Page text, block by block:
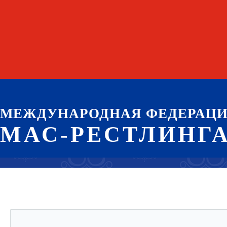
МЕЖДУНАРОДНАЯ
МАС-